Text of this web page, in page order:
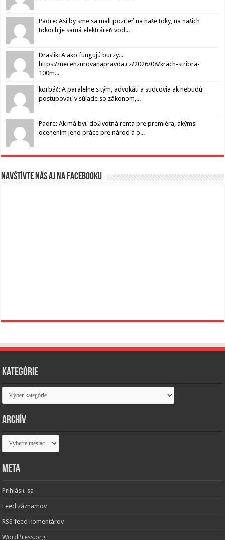
Padre: Asi by sme sa mali pozrieť na naše toky, na našich
tokoch je samá elektráreň vod...
Draslik: A ako fungujú burzy...
https://necenzurovanapravda.cz/2026/08/krach-stribra-
100m...
korbáč: A paralelne s tým, advokáti a sudcovia ak nebudú
postupovať v súlade so zákonom,...
Padre: Ak má byť doživotná renta pre premiéra, akýmsi
ocenením jeho práce pre národ a o...
Navštívte nás aj na Facebooku
Kategórie
Kategórie
Archív
Archív
Meta
Prihlásiť sa
Feed záznamov
RSS feed komentárov
WordPress.org